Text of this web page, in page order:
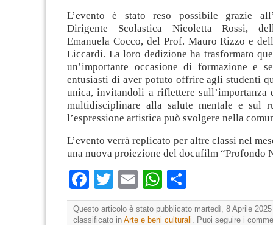
L’evento è stato reso possibile grazie
Dirigente Scolastica Nicoletta Rossi,
Emanuela Cocco, del Prof. Mauro Rizzo e
Liccardi. La loro dedizione ha trasformato
un’importante occasione di formazione e
entusiasti di aver potuto offrire agli studenti
unica, invitandoli a riflettere sull’importanza
multidisciplinare alla salute mentale e sul
l’espressione artistica può svolgere nella
L’evento verrà replicato per altre classi nel
una nuova proiezione del docufilm “Profondo
Facebook
TwitterEmailWhatsApp
Questo articolo è stato pubblicato martedì, 8 Aprile
classificato in Arte e beni culturali . Puoi seguire i